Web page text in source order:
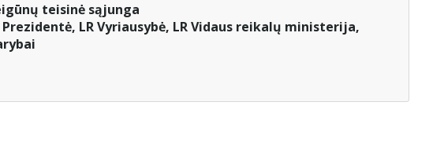
teisinė sąjunga
Prezidentė, LR Vyriausybė, LR Vidaus reikalų ministerija,